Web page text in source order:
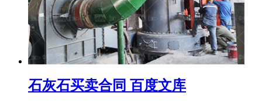
石灰石买卖合同 百度文库